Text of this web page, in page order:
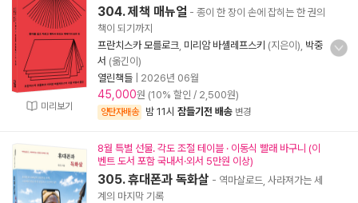
미리보기
304. 제책 매뉴얼 - 종이 한 장이 손에 잡히는 한 권의
책이 되기까지
프란치스카 모를로크 미리암 바셸레프스키 (지은이), 박중
서 (옮긴이)
열린책들
2026년 06월
45,000원 (10% 할인 / 2,500원)
양탄자배송 밤 11시 잠들기전 배송 변경
8월 특별 선물. 각도 조절 테이블 · 이동식 빨래 바구니 (이
벤트 도서 포함 국내서·외서 5만원 이상)
305. 휴대폰과 독화살 - 역마살로드, 사라져가는 세
계의 마지막 기록